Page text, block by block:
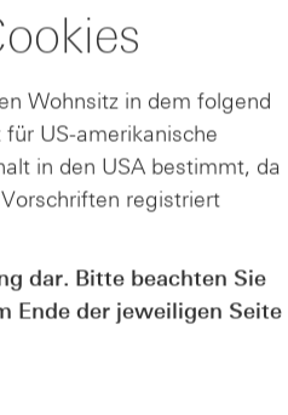
Wohnsitz in dem folgend
US-amerikanische
in den USA bestimmt, da
registriert
dar. Bitte beachten Sie
Ende der jeweiligen Seite